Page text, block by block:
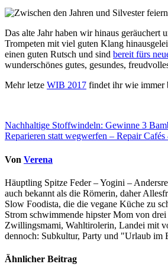
Das alte Jahr haben wir hinaus geräuchert
Trompeten mit viel guten Klang
einen guten Rutsch und sind bereit fürs
wunderschönes gutes, gesundes,
Mehr letze WIB 2017 findet ihr wie immer
Beitragsnavigation
Nachhaltige Stoffwindeln: Gewinne 3
Reparieren statt wegwerfen – Repair
Von Verena
Häuptling Spitze Feder – Yogini –
auch bekannt als die Römerin, daher
Slow Foodista, die die vegane Küche zu
Strom schwimmende hipster Mom von
Zwillingsmami, Wahltirolerin, Landei mit
dennoch: Subkultur, Party und "Urlaub im
Ähnlicher Beitrag